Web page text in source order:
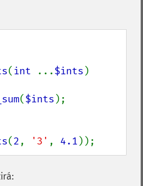
( int ...$ints )
($ints );
(2, '3' , 4.1 ));